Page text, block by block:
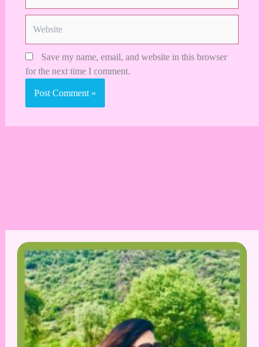
Save my name, email, and website in this browser
for the next time I comment.